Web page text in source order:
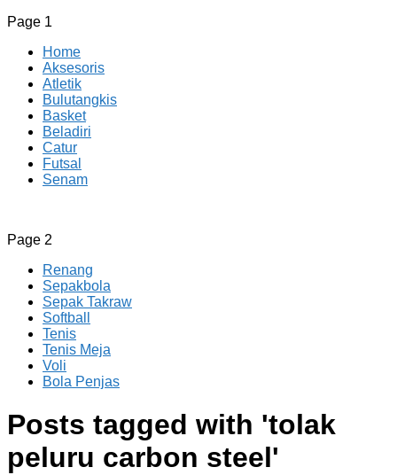
Page 1
Home
Aksesoris
Atletik
Bulutangkis
Basket
Beladiri
Catur
Futsal
Senam
CV JAYA BERSAMA Co Id
Menyediakan Semua Perlengkapan Olahraga Yang
Page 2
Renang
Sepakbola
Sepak Takraw
Softball
Tenis
Tenis Meja
Voli
Bola Penjas
Posts tagged with 'tolak
peluru carbon steel'